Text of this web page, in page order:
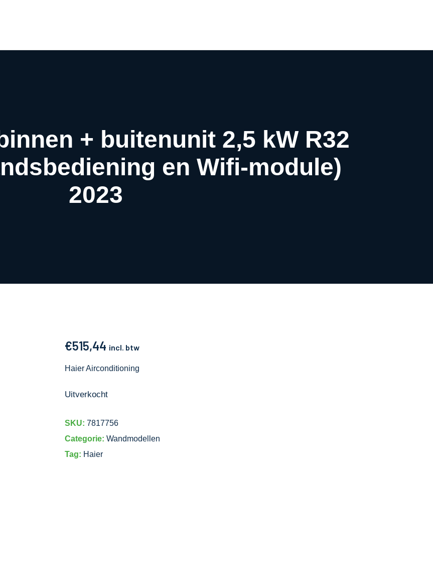
Airco webshop
+ buitenunit 2,5 kW R32
en Wifi-module)
2023
€515,44 incl. btw
Haier Airconditioning
Uitverkocht
SKU: 7817756
Categorie: Wandmodellen
Tag: Haier